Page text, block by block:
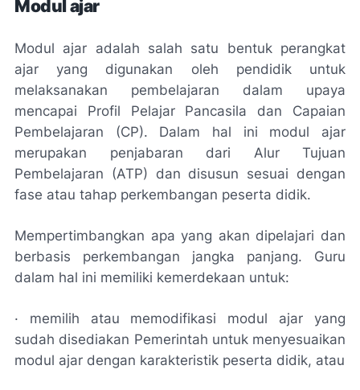
Modul ajar
Modul ajar adalah salah satu bentuk perangkat
ajar yang digunakan oleh pendidik untuk
melaksanakan pembelajaran dalam upaya
mencapai Profil Pelajar Pancasila dan Capaian
Pembelajaran (CP). Dalam hal ini modul ajar
merupakan penjabaran dari Alur Tujuan
Pembelajaran (ATP) dan disusun sesuai dengan
fase atau tahap perkembangan peserta didik.
Mempertimbangkan apa yang akan dipelajari dan
berbasis perkembangan jangka panjang. Guru
dalam hal ini memiliki kemerdekaan untuk:
· memilih atau memodifikasi modul ajar yang
sudah disediakan Pemerintah untuk menyesuaikan
modul ajar dengan karakteristik peserta didik, atau